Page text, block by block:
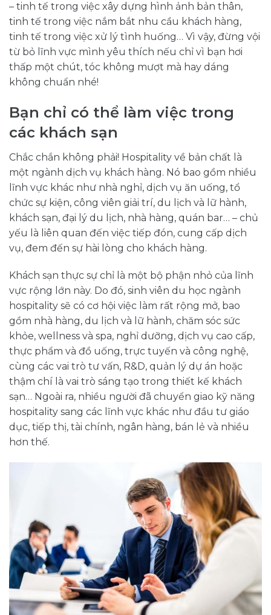
– tinh tế trong việc xây dựng hình ảnh bản thân,
tinh tế trong việc nắm bắt nhu cầu khách hàng,
tinh tế trong việc xử lý tình huống… Vì vậy, đừng vội
từ bỏ lĩnh vực mình yêu thích nếu chỉ vì bạn hơi
thấp một chút, tóc không mượt mà hay dáng
không chuẩn nhé!
Bạn chỉ có thể làm việc trong
các khách sạn
Chắc chắn không phải! Hospitality về bản chất là
một ngành dịch vụ khách hàng. Nó bao gồm nhiều
lĩnh vực khác như nhà nghỉ, dịch vụ ăn uống, tổ
chức sự kiện, công viên giải trí, du lịch và lữ hành,
khách sạn, đại lý du lịch, nhà hàng, quán bar… – chủ
yếu là liên quan đến việc tiếp đón, cung cấp dịch
vụ, đem đến sự hài lòng cho khách hàng.
Khách sạn thực sự chỉ là một bộ phận nhỏ của lĩnh
vực rộng lớn này. Do đó, sinh viên du học ngành
hospitality sẽ có cơ hội việc làm rất rộng mở, bao
gồm nhà hàng, du lịch và lữ hành, chăm sóc sức
khỏe, wellness và spa, nghỉ dưỡng, dịch vụ cao cấp,
thực phẩm và đồ uống, trực tuyến và công nghệ,
cùng các vai trò tư vấn, R&D, quản lý dự án hoặc
thậm chí là vai trò sáng tạo trong thiết kế khách
sạn… Ngoài ra, nhiều người đã chuyển giao kỹ năng
hospitality sang các lĩnh vực khác như đầu tư giáo
dục, tiếp thị, tài chính, ngân hàng, bán lẻ và nhiều
hơn thế.